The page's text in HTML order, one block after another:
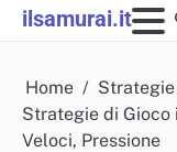
Skip
to
ilsamurai.it
Home
Strategie di Gioco
Veloci, Pressione